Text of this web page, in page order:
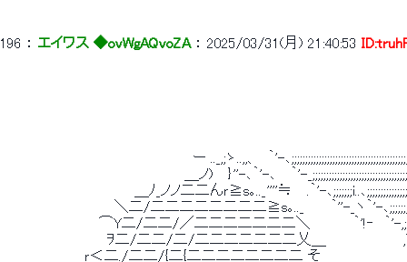
196 ： エイワス ◆ovWgAQvoZA ： 2025/03/31(月) 21:40:53
ー .._,;ゝ..,,、　｀'-､;;;;;;;;;;;;;;;;;;;;;;;;;;;;;;;;;;;;;;;;;;;;.ｌ- i､、ﾞゝ､,､
＿ノ)　 } ''-､｀'-､　 ｀'-_;;;;;;;;;;;;;;;;;;;;;;;;;;;;;;;;;;;;;;;ヽ｀'ﾐ〟　
＿ﾉ_ノノ二二んｒ≧s｡.._ ''''≒　 .｀'-､;;;;;;;i..､;;;;;;;;;;;;;;;;;;;;;;ヽ　ﾞ
＼二/二二二二二二二二≧s｡.._　　  ｀''-_ヽ｀'-､;;;;;;;;;.;_;;;;;ヽ,　 ﾞ'ﾍ
⌒Y二/二二/／二二二二二二二＼　　　　 ｀'!‐　｀'-,;;;{. ｀'-､;ﾞ!、
ｦ二/二二/二/二二二二二二二乂＿　　　　　　　 ,ﾞli/､　 ｀'､.ｌ,
ｒ＜二./二二/{二{二二二二二二二二 そ 　　　　　　　　｀ﾞﾞ''''＞x, ﾞ